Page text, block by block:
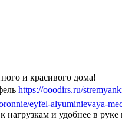
и красивого дома!
https://ooodirs.ru/
eyfel-alyuminievaya-
и удобнее в